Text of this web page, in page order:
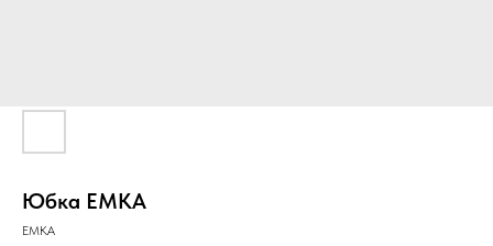
Юбка EMKA
EMKA